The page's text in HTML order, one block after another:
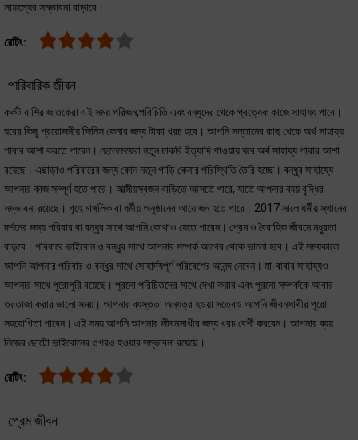
সাফল্যের সম্ভাবনা বাড়াবে।
রেটিং:
পারিবারিক জীবন
কর্কট রাশির জাতকেরা এই সময় পরিজন,পরিচিতি এবং বন্ধুদের থেকে প্রত্যেক কাজে সাহায্য পাবে।
ঘরের কিছু প্রয়োজনীয় জিনিস কেনার জন্য টাকা খরচ হবে। আপনি সন্তানের কাছ থেকে অর্থ সাহায্য
পাবার আশা করতে পারেন। ছেলেমেয়েরা নতুন চাকরি ইত্যাদি পাওয়ায় ঘরে অর্থ সাহায্য পাবার আশা
রয়েছে। এছাড়াও পরিবারের জন্য কোন নতুন গাড়ি কেনার পরিস্থিতি তৈরি হচ্ছে। বন্ধুর সাহায্যে
আপনার কাজ সম্পূর্ণ হতে পারে। আত্মীয়স্বজন বাড়িতে আসতে পারে, যাতে আপনার ব্যয় বৃদ্ধির
সম্ভাবনা রয়েছে। গৃহে মাঙ্গলিক বা ধর্মীয় অনুষ্ঠানের আয়োজন হতে পারে। 2017 সালে ধর্মীয় স্থানের
দর্শনের জন্য পরিবার বা বন্ধুর সাথে আপনি কোথাও যেতে পারেন। প্রেম ও বৈবাহিক জীবনে মধুরতা
বাড়বে। পরিবারে ভাইবোন ও বন্ধুর সাথে আপনার সম্পর্ক আগের থেকে ভালো হবে। এই সময়কালে
আপনি আপনার পরিবার ও বন্ধুর সাথে সৌহার্দ্যপূর্ণ পরিবেশের আনন্দ নেবেন। মা-বাবার সাহায্যও
আপনার সাথে পুরোপুরি রয়েছে। পুরনো পরিচিতদের সাথে দেখা করার এবং পুরনো সম্পর্ককে আবার
তরতাজা করার ভালো সময়। আপনার ব্যস্ততা অন্যত্র হওয়া সত্বেও আপনি জীবনসাথীর পুরো
সহযোগিতা পাবেন। এই সময় আপনি আপনার জীবনসাথীর জন্য খরচ বেশী করবেন। আপনার ব্যয়
নিজের ছোটো ভাইবোনের ওপরও হওয়ার সম্ভাবনা রয়েছে।
রেটিং:
প্রেম জীবন